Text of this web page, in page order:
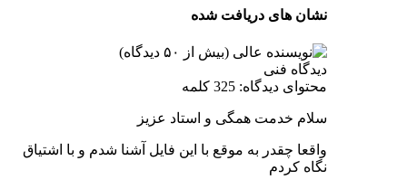
نشان های دریافت شده
دیدگاه فنی
محتوای دیدگاه: 325 کلمه
سلام خدمت همگی و استاد عزیز
واقعا چقدر به موقع با این فایل آشنا شدم و با اشتیاق
نگاه کردم